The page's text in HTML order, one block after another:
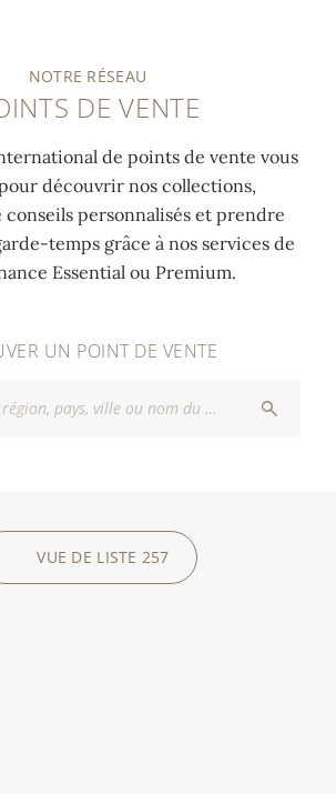
NOTRE RÉSEAU
DE VENTE
de points de vente vous
découvrir nos collections,
personnalisés et prendre
temps grâce à nos services de
Essential ou Premium.
UN POINT DE VENTE
VUE DE LISTE 257